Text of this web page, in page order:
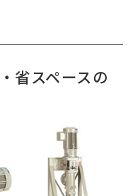
省スペースの